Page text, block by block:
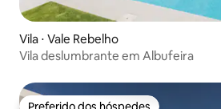
Vila ⋅ Vale Rebelho
Vila deslumbrante em Albufeira